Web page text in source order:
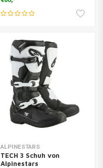
ALPINESTARS
TECH 3 Schuh von
Alpinestars